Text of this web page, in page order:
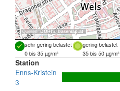
Quellen: DORIS, basemap.at
sehr gering belastet gering belastet
0 bis 35 µg/m³
35 bis 50 µg/m³
Station
Enns-Kristein
3